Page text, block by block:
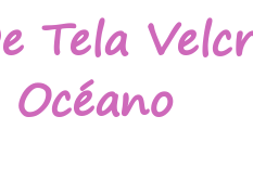
Tela
Océano